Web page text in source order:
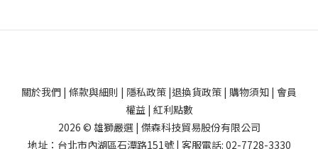
關於我們 | 條款與細則 | 隱私政策 |退換貨政策 | 購物須知 | 會員
權益| 紅利點數
2026 © 雄獅嚴選 | 傑森科技貿易股份有限公司
地址：台北市內湖區石潭路151號 | 客服電話: 02-7728-3330